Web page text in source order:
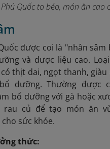
Quốc to béo, món ăn cao
được coi là "nhân sâm
và dược liệu cao.
thịt dai, ngọt thanh, giàu
dưỡng. Thường được
bổ dưỡng với gà hoặc
rau củ để tạo món ăn
sức khỏe.
thức: